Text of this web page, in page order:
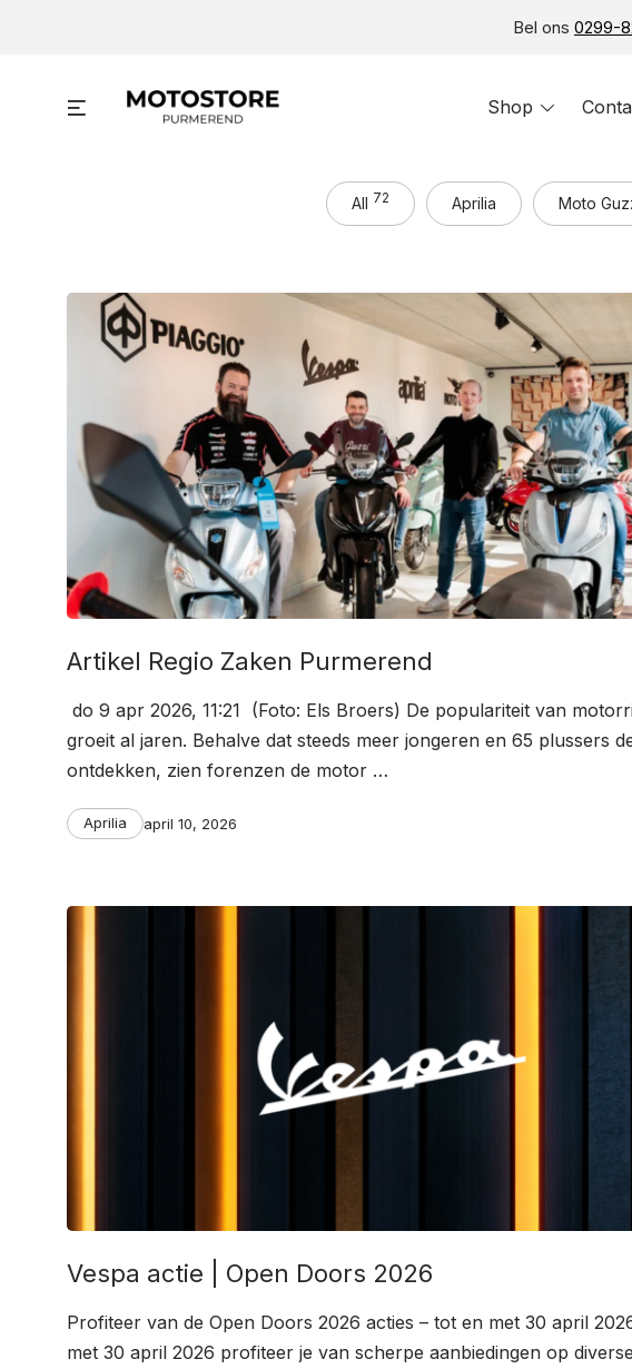
Bel ons 0299-
Menu Shop
Toggle
All 72 Aprilia Moto
Artikel Regio Zaken Purmerend
do 9 apr 2026, 11:21 (Foto: Els Broers) De populariteit van
groeit al jaren. Behalve dat steeds meer jongeren en 65 plussers
ontdekken, zien forenzen de motor …
Categories
Aprilia
Post
april 10, 2026
Vespa actie | Open Doors 2026
Profiteer van de Open Doors 2026 acties – tot en met 30 april
met 30 april 2026 profiteer je van scherpe aanbiedingen op